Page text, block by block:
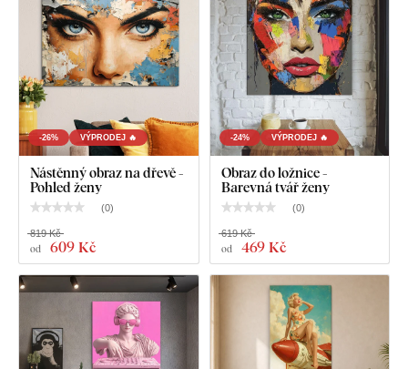
Co najdete v balení?
Pop art obraz - Albert Einstein
Vopřed namontovaný háček / háčky na druhé straně
obrazu
-26% VÝPRODEJ 🔥
Nástěnný obraz na dřevě -
Pohled ženy
(0)
od 609 Kč
819 Kč
-24% VÝPRODEJ 🔥
Obraz do ložnice -
Barevná tvář ženy
(0)
od 469 Kč
619 Kč